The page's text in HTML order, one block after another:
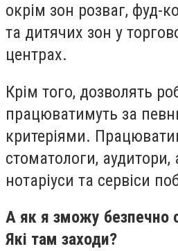
окрім зон розваг, фуд-
та дитячих зон у
центрах.
Крім того, дозволять
працюватимуть за
критеріями.
стоматологи, аудитори,
нотаріуси та сервіси
А як я зможу безпечно
Які там заходи?